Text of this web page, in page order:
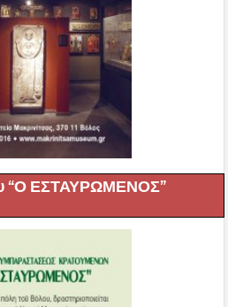
“Ο ΕΣΤΑΥΡΩΜΕΝΟΣ”